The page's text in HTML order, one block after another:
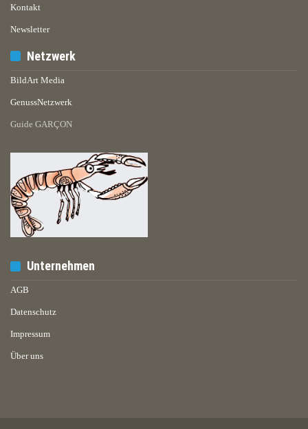
Kontakt
Newsletter
Netzwerk
BildArt Media
GenussNetzwerk
Guide GARÇON
Unternehmen
AGB
Datenschutz
Impressum
Über uns